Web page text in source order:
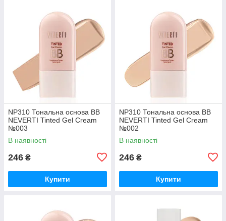
NP310 Тональна основа BB
NEVERTI Tinted Gel Cream
№003
В наявності
246 ₴
Купити
NP310 Тональна основа BB
NEVERTI Tinted Gel Cream
№002
В наявності
246 ₴
Купити